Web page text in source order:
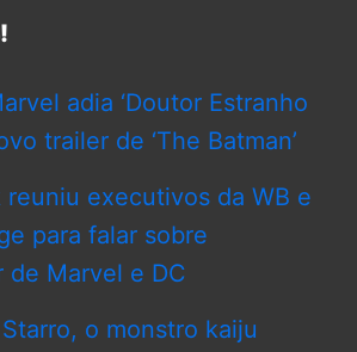
adia ‘Doutor Estranho
trailer de ‘The Batman’
reuniu executivos da WB e
para falar sobre
de Marvel e DC
o monstro kaiju